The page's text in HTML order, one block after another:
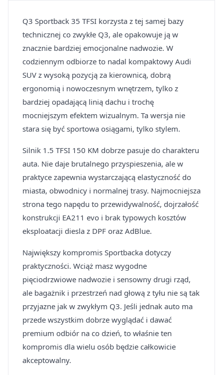
Q3 Sportback 35 TFSI korzysta z tej samej bazy
technicznej co zwykłe Q3, ale opakowuje ją w
znacznie bardziej emocjonalne nadwozie. W
codziennym odbiorze to nadal kompaktowy Audi
SUV z wysoką pozycją za kierownicą, dobrą
ergonomią i nowoczesnym wnętrzem, tylko z
bardziej opadającą linią dachu i trochę
mocniejszym efektem wizualnym. Ta wersja nie
stara się być sportowa osiągami, tylko stylem.
Silnik 1.5 TFSI 150 KM dobrze pasuje do charakteru
auta. Nie daje brutalnego przyspieszenia, ale w
praktyce zapewnia wystarczającą elastyczność do
miasta, obwodnicy i normalnej trasy. Najmocniejsza
strona tego napędu to przewidywalność, dojrzałość
konstrukcji EA211 evo i brak typowych kosztów
eksploatacji diesla z DPF oraz AdBlue.
Największy kompromis Sportbacka dotyczy
praktyczności. Wciąż masz wygodne
pięciodrzwiowe nadwozie i sensowny drugi rząd,
ale bagażnik i przestrzeń nad głową z tyłu nie są tak
przyjazne jak w zwykłym Q3. Jeśli jednak auto ma
przede wszystkim dobrze wyglądać i dawać
premium odbiór na co dzień, to właśnie ten
kompromis dla wielu osób będzie całkowicie
akceptowalny.